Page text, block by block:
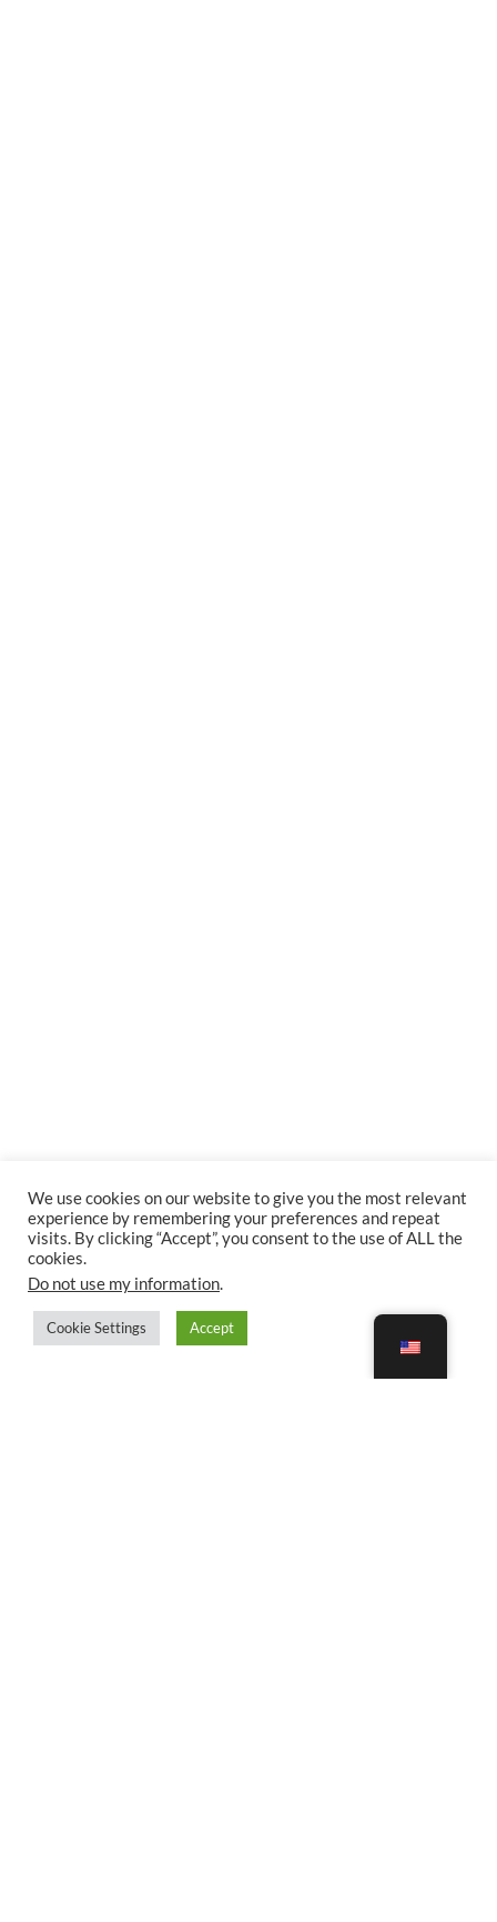
We use cookies on our website to give you the most relevant
experience by remembering your preferences and repeat
visits. By clicking “Accept”, you consent to the use of ALL the
cookies.
Do not use my information.
Cookie Settings Accept